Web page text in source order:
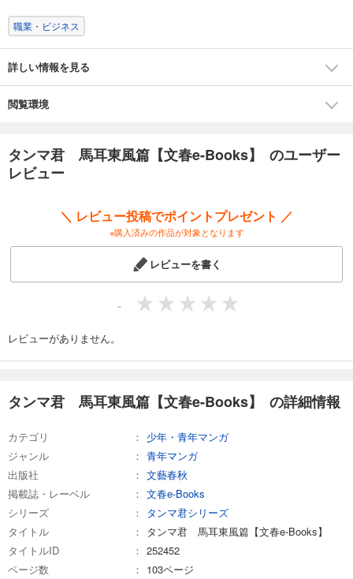
職業・ビジネス
詳しい情報を見る
閲覧環境
タンマ君 馬耳東風篇【文春e-Books】 のユーザー
レビュー
＼ レビュー投稿でポイントプレゼント ／
※購入済みの作品が対象となります
レビューを書く
-
レビューがありません。
タンマ君 馬耳東風篇【文春e-Books】 の詳細情報
カテゴリ
少年・青年マンガ
ジャンル
青年マンガ
出版社
文藝春秋
掲載誌・レーベル
文春e-Books
シリーズ
タンマ君シリーズ
タイトル
タンマ君 馬耳東風篇【文春e-Books】
タイトルID
252452
ページ数
103ページ